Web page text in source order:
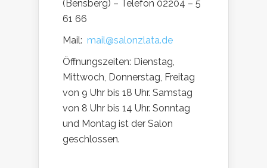
(Bensberg) – Telefon 02204 – 5
61 66
Mail: mail@salonzlata.de
Öffnungszeiten: Dienstag,
Mittwoch, Donnerstag, Freitag
von 9 Uhr bis 18 Uhr. Samstag
von 8 Uhr bis 14 Uhr. Sonntag
und Montag ist der Salon
geschlossen.